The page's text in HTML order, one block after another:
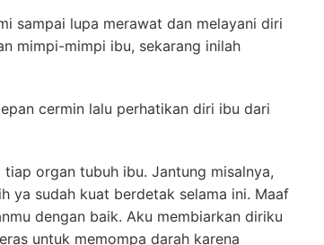
sampai lupa merawat dan melayani diri
mimpi-mimpi ibu, sekarang inilah
cermin lalu perhatikan diri ibu dari
organ tubuh ibu. Jantung misalnya,
ya sudah kuat berdetak selama ini. Maaf
dengan baik. Aku membiarkan diriku
untuk memompa darah karena